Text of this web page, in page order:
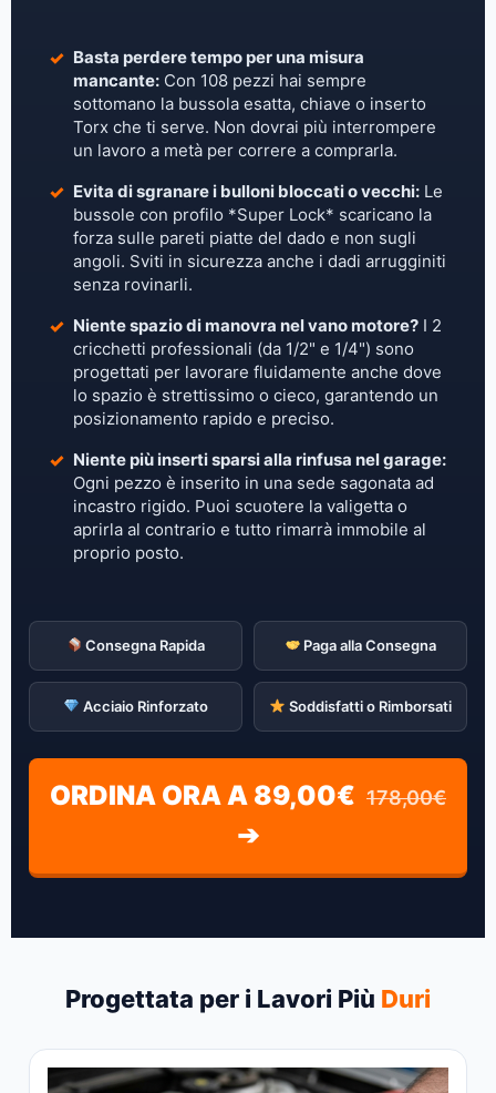
Basta perdere tempo per una misura
mancante:Con 108 pezzi hai sempre
sottomano la bussola esatta, chiave o inserto
Torx che ti serve. Non dovrai più interrompere
un lavoro a metà per correre a comprarla.
Evita di sgranare i bulloni bloccati o vecchi:Le
bussole con profilo *Super Lock* scaricano la
forza sulle pareti piatte del dado e non sugli
angoli. Sviti in sicurezza anche i dadi arrugginiti
senza rovinarli.
Niente spazio di manovra nel vano motore?I 2
cricchetti professionali (da 1/2" e 1/4") sono
progettati per lavorare fluidamente anche dove
lo spazio è strettissimo o cieco, garantendo un
posizionamento rapido e preciso.
Niente più inserti sparsi alla rinfusa nel garage:
Ogni pezzo è inserito in una sede sagonata ad
incastro rigido. Puoi scuotere la valigetta o
aprirla al contrario e tutto rimarrà immobile al
proprio posto.
Consegna Rapida Paga alla Consegna
Acciaio Rinforzato Soddisfatti o Rimborsati
ORDINA ORA A 89,00€ 178,00€
➔
Progettata per i Lavori Più Duri